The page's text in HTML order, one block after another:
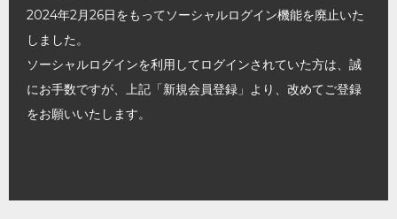
2024年2月26日をもってソーシャルログイン機能を廃止いた
しました。
ソーシャルログインを利用してログインされていた方は、誠
にお手数ですが、上記「新規会員登録」より、改めてご登録
をお願いいたします。